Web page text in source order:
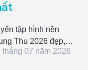
tập hình nền
Thu 2026 đẹp,
linh, tải về miễn
tháng 07 năm 2026